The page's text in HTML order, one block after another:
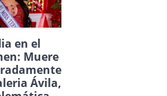
en el
Muere
Ávila,